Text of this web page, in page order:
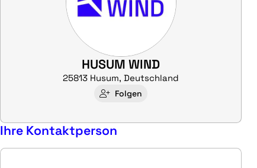
HUSUM WIND
25813 Husum, Deutschland
Folgen
Ihre Kontaktperson